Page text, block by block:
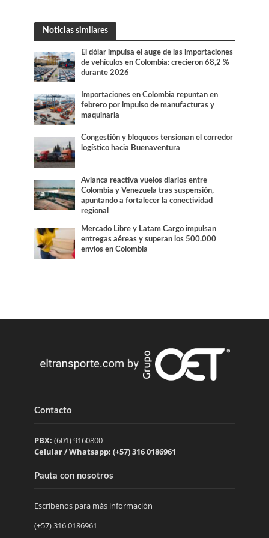
Noticias similares
El dólar impulsa el auge de las importaciones
de vehículos en Colombia: crecieron 68,2 %
durante 2026
Importaciones en Colombia repuntan en
febrero por impulso de manufacturas y
maquinaria
Congestión y bloqueos tensionan el corredor
logístico hacia Buenaventura
Avianca reactiva vuelos diarios entre
Colombia y Venezuela tras suspensión,
apuntando a fortalecer la conectividad
regional
Mercado Libre y Latam Cargo impulsan
entregas aéreas y superan los 500.000
envíos en Colombia
Contacto
PBX: (601) 9160800
Celular / Whatsapp: (+57) 316 0186961
Pauta con nosotros
Escríbenos para más información
(+57) 316 0186961